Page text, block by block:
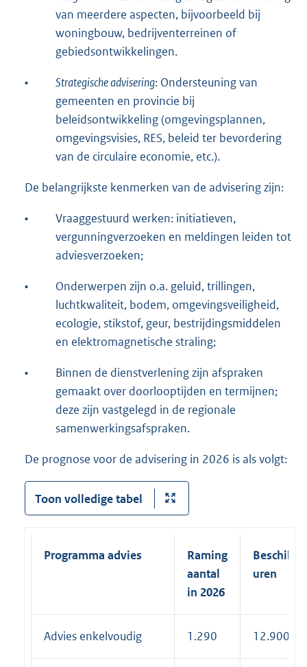
van meerdere aspecten, bijvoorbeeld bij
woningbouw, bedrijventerreinen of
gebiedsontwikkelingen.
• Strategische advisering: Ondersteuning van
gemeenten en provincie bij
beleidsontwikkeling (omgevingsplannen,
omgevingsvisies, RES, beleid ter bevordering
van de circulaire economie, etc.).
De belangrijkste kenmerken van de advisering zijn:
•
Vraaggestuurd werken: initiatieven,
vergunningverzoeken en meldingen leiden tot
adviesverzoeken;
•
Onderwerpen zijn o.a. geluid, trillingen,
luchtkwaliteit, bodem, omgevingsveiligheid,
ecologie, stikstof, geur, bestrijdingsmiddelen
en elektromagnetische straling;
•
Binnen de dienstverlening zijn afspraken
gemaakt over doorlooptijden en termijnen;
deze zijn vastgelegd in de regionale
samenwerkingsafspraken.
De prognose voor de advisering in 2026 is als volgt:
Toon volledige tabel
Programma advies
Raming
aantal
in 2026
uren
Advies enkelvoudig 1.290 12.900